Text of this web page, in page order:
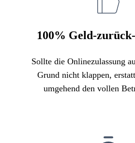
100% Geld-
Sollte die Onlinezulassung
Grund nicht klappen,
umgehend den vollen